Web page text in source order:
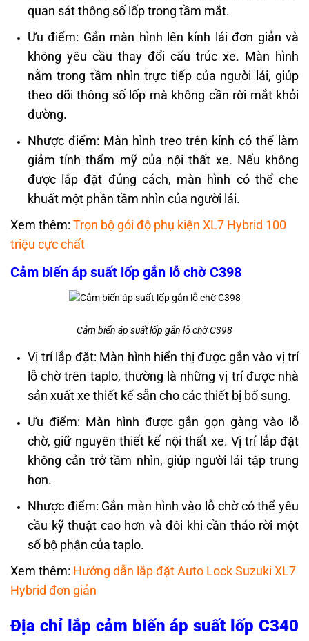
quan sát thông số lốp trong tầm mắt.
Ưu điểm: Gắn màn hình lên kính lái đơn giản và
không yêu cầu thay đổi cấu trúc xe. Màn hình
nằm trong tầm nhìn trực tiếp của người lái, giúp
theo dõi thông số lốp mà không cần rời mắt khỏi
đường.
Nhược điểm: Màn hình treo trên kính có thể làm
giảm tính thẩm mỹ của nội thất xe. Nếu không
được lắp đặt đúng cách, màn hình có thể che
khuất một phần tầm nhìn của người lái.
Xem thêm: Trọn bộ gói độ phụ kiện XL7 Hybrid 100
triệu cực chất
Cảm biến áp suất lốp gắn lỗ chờ C398
Cảm biến áp suất lốp gắn lỗ chờ C398
Vị trí lắp đặt: Màn hình hiển thị được gắn vào vị trí
lỗ chờ trên taplo, thường là những vị trí được nhà
sản xuất xe thiết kế sẵn cho các thiết bị bổ sung.
Ưu điểm: Màn hình được gắn gọn gàng vào lỗ
chờ, giữ nguyên thiết kế nội thất xe. Vị trí lắp đặt
không cản trở tầm nhìn, giúp người lái tập trung
hơn.
Nhược điểm: Gắn màn hình vào lỗ chờ có thể yêu
cầu kỹ thuật cao hơn và đôi khi cần tháo rời một
số bộ phận của taplo.
Xem thêm: Hướng dẫn lắp đặt Auto Lock Suzuki XL7
Hybrid đơn giản
Địa chỉ lắp cảm biến áp suất lốp C340